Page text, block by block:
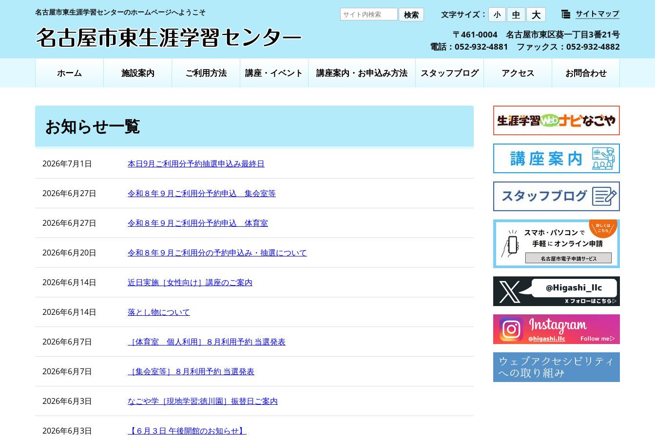
名古屋市東生涯学習センターのホームページへようこそ 小 中 大
検索
〒461-0004 名古屋市東区葵一丁目3番21号
電話：052-932-4881 ファックス：052-932-4882
ホーム 施設案内 ご利用方法 講座・イベント 講座案内・お申込み方法 スタッフブログ アクセス お問合わせ
お知らせ一覧
2026年7月1日 本日9月ご利用分予約抽選申込み最終日
2026年6月27日 令和８年９月ご利用分予約申込 集会室等
2026年6月27日 令和８年９月ご利用分予約申込 体育室
2026年6月20日 令和８年９月ご利用分の予約申込み・抽選について
2026年6月14日 近日実施［女性向け］講座のご案内
2026年6月14日 落とし物について
2026年6月7日 ［体育室 個人利用］８月利用予約 当選発表
2026年6月7日 ［集会室等］８月利用予約 当選発表
2026年6月3日 なごや学［現地学習:徳川園］振替日ご案内
2026年6月3日 【６月３日 午後開館のお知らせ】